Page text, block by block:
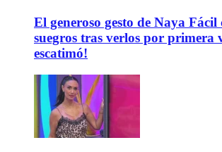
El generoso gesto de Naya Fácil
suegros tras verlos por primera
escatimó!